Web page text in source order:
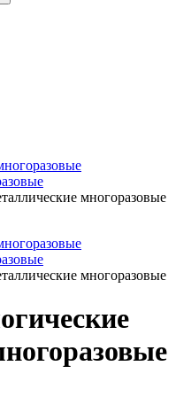
многоразовые
многоразовые